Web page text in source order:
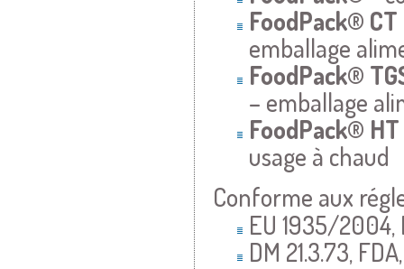
FoodPack® CT
emballage
FoodPack®
– emballage
FoodPack® HT
usage à chaud
Conforme aux
EU 1935/
DM 21.3.73,